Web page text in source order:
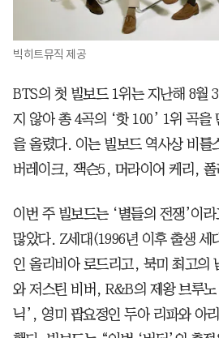
빅히트뮤직 제공
BTS의 첫 빌보드 1위는 지난해 8월
지 않아 총 4곡의 ‘핫 100’ 1위 곡을
을 올렸다. 이는 빌보드 역사상 비
버레이크, 잭슨5, 머라이어 케리, 폴
이번 주 빌보드는 ‘별들의 전쟁’이
많았다. Z세대(1996년 이후 출생 세
인 올리비아 로드리고, 북미 최고의
와 저스틴 비버, R&B의 제왕 브루
닉’, 영미 팝요정인 두아 리파와 아